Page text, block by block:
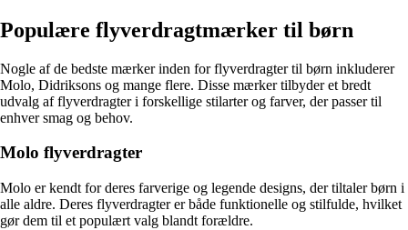
Populære flyverdragtmærker til børn
Nogle af de bedste mærker inden for flyverdragter til børn inkluderer
Molo, Didriksons og mange flere. Disse mærker tilbyder et bredt
udvalg af flyverdragter i forskellige stilarter og farver, der passer til
enhver smag og behov.
Molo flyverdragter
Molo er kendt for deres farverige og legende designs, der tiltaler børn i
alle aldre. Deres flyverdragter er både funktionelle og stilfulde, hvilket
gør dem til et populært valg blandt forældre.